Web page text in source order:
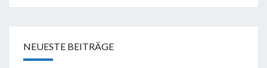
NEUESTE BEITRÄGE